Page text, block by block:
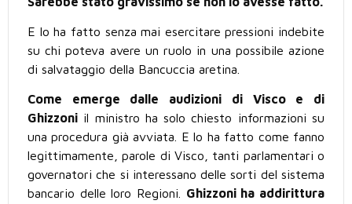
E lo ha fatto senza mai esercitare pressioni indebite
su chi poteva avere un ruolo in una possibile azione
di salvataggio della Bancuccia aretina.
Come emerge dalle audizioni di Visco e di
Ghizzoni il ministro ha solo chiesto informazioni su
una procedura già avviata. E lo ha fatto come fanno
legittimamente, parole di Visco, tanti parlamentari o
governatori che si interessano delle sorti del sistema
bancario delle loro Regioni. Ghizzoni ha addirittura